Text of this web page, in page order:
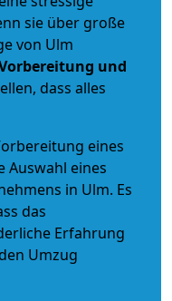
sie über große
von Ulm
und
dass alles
eines
Auswahl eines
in Ulm. Es
das
Erfahrung
Umzug